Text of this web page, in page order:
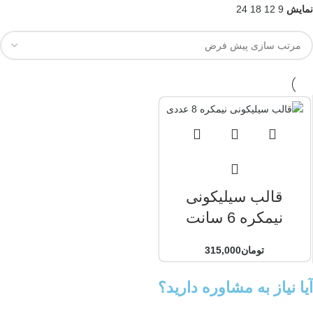
نمایش 9
12
18
24
قالب سیلیکونی
نیمکره 6 سانت
تومان315,000
آیا نیاز به مشاوره دارید؟